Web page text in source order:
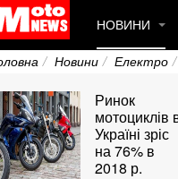
НОВИНИ
Новини Електро
Ринок
мотоциклів
Україні зріс
на 76% в
2018 р.